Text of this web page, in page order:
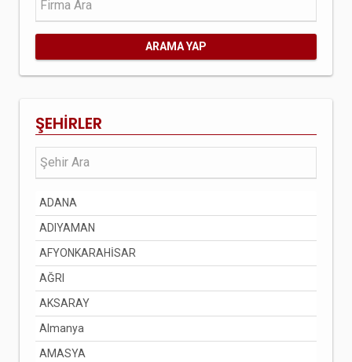
ARAMA YAP
ŞEHİRLER
ADANA
ADIYAMAN
AFYONKARAHİSAR
AĞRI
AKSARAY
Almanya
AMASYA